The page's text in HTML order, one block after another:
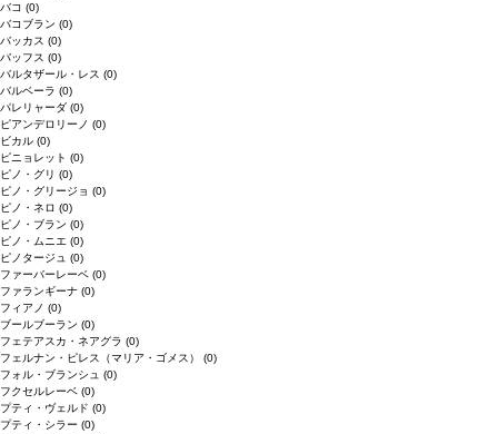
バコ (0)
バコブラン (0)
バッカス (0)
バッフス (0)
バルタザール・レス (0)
バルベーラ (0)
パレリャーダ (0)
ピアンデロリーノ (0)
ビカル (0)
ピニョレット (0)
ピノ・グリ (0)
ピノ・グリージョ (0)
ピノ・ネロ (0)
ピノ・ブラン (0)
ピノ・ムニエ (0)
ピノタージュ (0)
ファーバーレーベ (0)
ファランギーナ (0)
フィアノ (0)
ブールブーラン (0)
フェテアスカ・ネアグラ (0)
フェルナン・ピレス（マリア・ゴメス） (0)
フォル・ブランシュ (0)
フクセルレーベ (0)
プティ・ヴェルド (0)
プティ・シラー (0)